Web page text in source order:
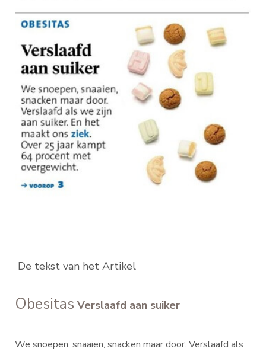
De tekst van het Artikel
Obesitas Verslaafd aan suiker
We snoepen, snaaien, snacken maar door. Verslaafd als